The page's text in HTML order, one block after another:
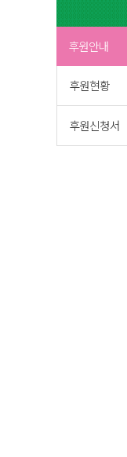
후원안내
후원현황
후원신청서